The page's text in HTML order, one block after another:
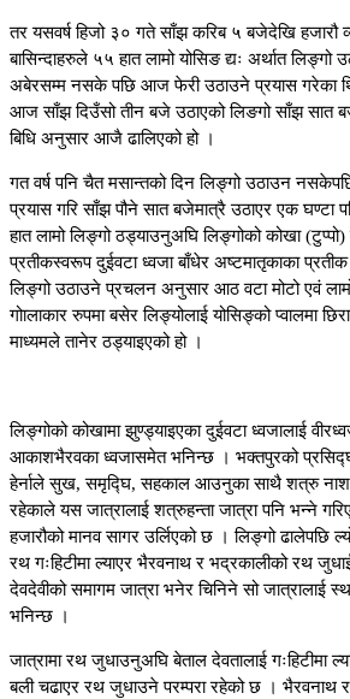
तर यसवर्ष हिजो ३० गते साँझ करिब ५ बजेदेखि हजारौ
बासिन्दाहरुले ५५ हात लामो योसिङ द्यः अर्थात लिङ्गो
अबेरसम्म नसके पछि आज फेरी उठाउने प्रयास गरेका
आज साँझ दिउँसो तीन बजे उठाएको लिङगो साँझ सात बजे
बिधि अनुसार आजै ढालिएको हो ।
गत वर्ष पनि चैत मसान्तको दिन लिङ्गो उठाउन
प्रयास गरि साँझ पौने सात बजेमात्रै उठाएर एक घण्टा
हात लामो लिङ्गो ठड्याउनुअघि लिङ्गोको कोखा (टुप्पो)
प्रतीकस्वरूप दुईवटा ध्वजा बाँधेर अष्टमातृकाका
लिङ्गो उठाउने प्रचलन अनुसार आठ वटा मोटो एवं लामो
गोालाकार रुपमा बसेर लिङ्योलाई योसिङ्को प्वालमा
माध्यमले तानेर ठड्याइएको हो ।
लिङ्गोको कोखामा झुण्ड्याइएका दुईवटा ध्वजालाई
आकाशभैरवका ध्वजासमेत भनिन्छ । भक्तपुरको
हेर्नाले सुख, समृद्घि, सहकाल आउनुका साथै शत्रु नाश
रहेकाले यस जात्रालाई शत्रुहन्ता जात्रा पनि भन्ने
हजारौको मानव सागर उर्लिएको छ । लिङ्गो ढालेपछि
रथ गःहिटीमा ल्याएर भैरवनाथ र भद्रकालीको रथ
देवदेवीको समागम जात्रा भनेर चिनिने सो जात्रालाई
भनिन्छ ।
जात्रामा रथ जुधाउनुअघि बेताल देवतालाई गःहिटीमा
बली चढाएर रथ जुधाउने परम्परा रहेको छ । भैरवनाथ